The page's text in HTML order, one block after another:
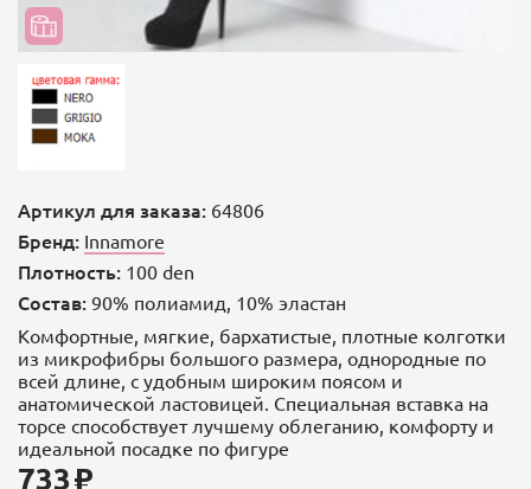
Артикул для заказа: 64806
Бренд: Innamore
Плотность: 100 den
Состав: 90% полиамид, 10% эластан
Комфортные, мягкие, бархатистые, плотные колготки
из микрофибры большого размера, однородные по
всей длине, с удобным широким поясом и
анатомической ластовицей. Специальная вставка на
торсе способствует лучшему облеганию, комфорту и
идеальной посадке по фигуре
733